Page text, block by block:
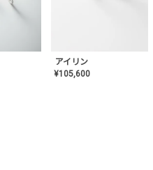
アイリン
¥105,600